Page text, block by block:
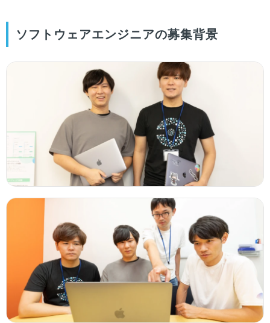
ソフトウェアエンジニアの募集背景